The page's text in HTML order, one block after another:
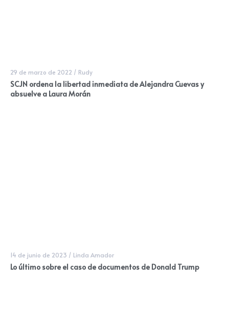
29 de marzo de 2022 / Rudy
SCJN ordena la libertad inmediata de Alejandra Cuevas y
absuelve a Laura Morán
14 de junio de 2023 / Linda Amador
Lo último sobre el caso de documentos de Donald Trump